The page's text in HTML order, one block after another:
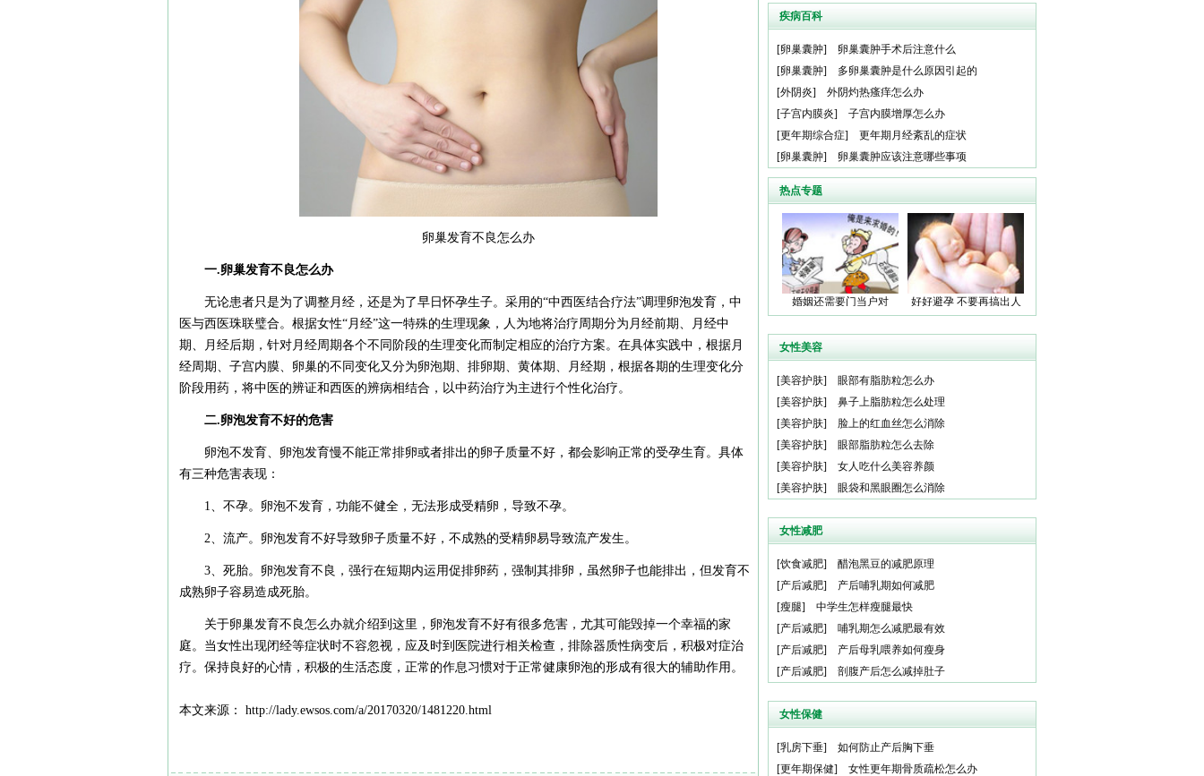
卵巢发育不良怎么办
一.卵巢发育不良怎么办
无论患者只是为了调整月经，还是为了早日怀孕生子。采用的“中西医结合疗法”调理卵泡发育，中
医与西医珠联璧合。根据女性“月经”这一特殊的生理现象，人为地将治疗周期分为月经前期、月经中
期、月经后期，针对月经周期各个不同阶段的生理变化而制定相应的治疗方案。在具体实践中，根据月
经周期、子宫内膜、卵巢的不同变化又分为卵泡期、排卵期、黄体期、月经期，根据各期的生理变化分
阶段用药，将中医的辨证和西医的辨病相结合，以中药治疗为主进行个性化治疗。
二.卵泡发育不好的危害
卵泡不发育、卵泡发育慢不能正常排卵或者排出的卵子质量不好，都会影响正常的受孕生育。具体
有三种危害表现：
1、不孕。卵泡不发育，功能不健全，无法形成受精卵，导致不孕。
2、流产。卵泡发育不好导致卵子质量不好，不成熟的受精卵易导致流产发生。
3、死胎。卵泡发育不良，强行在短期内运用促排卵药，强制其排卵，虽然卵子也能排出，但发育不
成熟卵子容易造成死胎。
关于卵巢发育不良怎么办就介绍到这里，卵泡发育不好有很多危害，尤其可能毁掉一个幸福的家
庭。当女性出现闭经等症状时不容忽视，应及时到医院进行相关检查，排除器质性病变后，积极对症治
疗。保持良好的心情，积极的生活态度，正常的作息习惯对于正常健康卵泡的形成有很大的辅助作用。
本文来源： http://lady.ewsos.com/a/20170320/1481220.html
疾病百科
[卵巢囊肿]
卵巢囊肿手术后注意什么
[卵巢囊肿]
多卵巢囊肿是什么原因引起的
[外阴炎]
外阴灼热瘙痒怎么办
[子宫内膜炎]
子宫内膜增厚怎么办
[更年期综合症]
更年期月经紊乱的症状
[卵巢囊肿] 卵巢囊肿应该注意哪些事项
热点专题
婚姻还需要门当户对
吗？
好好避孕 不要再搞出人
命了！
女性美容
[美容护肤]
眼部有脂肪粒怎么办
[美容护肤]
鼻子上脂肪粒怎么处理
[美容护肤]
脸上的红血丝怎么消除
[美容护肤]
眼部脂肪粒怎么去除
[美容护肤]
女人吃什么美容养颜
[美容护肤] 眼袋和黑眼圈怎么消除
女性减肥
[饮食减肥]
醋泡黑豆的减肥原理
[产后减肥]
产后哺乳期如何减肥
[瘦腿]
中学生怎样瘦腿最快
[产后减肥]
哺乳期怎么减肥最有效
[产后减肥]
产后母乳喂养如何瘦身
[产后减肥] 剖腹产后怎么减掉肚子
女性保健
[乳房下垂]
如何防止产后胸下垂
[更年期保健]
女性更年期骨质疏松怎么办